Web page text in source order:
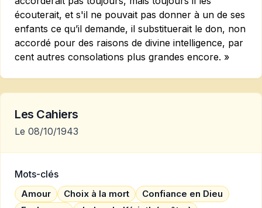
écouterait, et s'il ne pouvait pas donner à un de ses
enfants ce qu’il demande, il substituerait le don, non
accordé pour des raisons de divine intelligence, par
cent autres consolations plus grandes encore. »
Les Cahiers
Le 08/10/1943
Mots-clés
Amour Choix à la mort
Confiance en Dieu